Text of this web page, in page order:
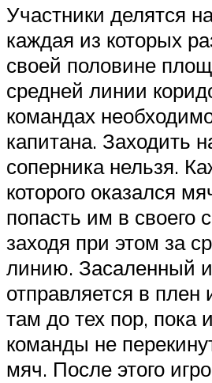
Участники делятся
каждая из которых
своей половине
средней линии
командах
капитана. Заходить
соперника нельзя.
которого оказался
попасть им в своего
заходя при этом за
линию. Засаленный
отправляется в плен
там до тех пор, пока
команды не
мяч. После этого